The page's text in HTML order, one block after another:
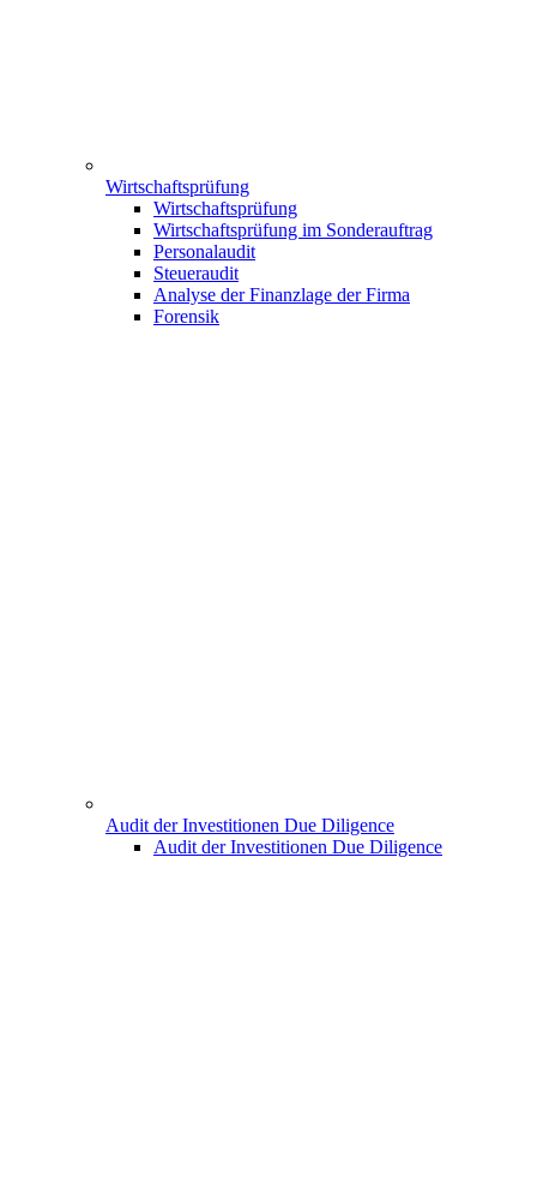
Wirtschaftsprüfung
Wirtschaftsprüfung
Wirtschaftsprüfung im Sonderauftrag
Personalaudit
Steueraudit
Analyse der Finanzlage der Firma
Forensik
Audit der Investitionen Due Diligence
Audit der Investitionen Due Diligence